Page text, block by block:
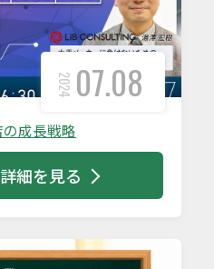
2024 07.08
成長戦略
細を見る